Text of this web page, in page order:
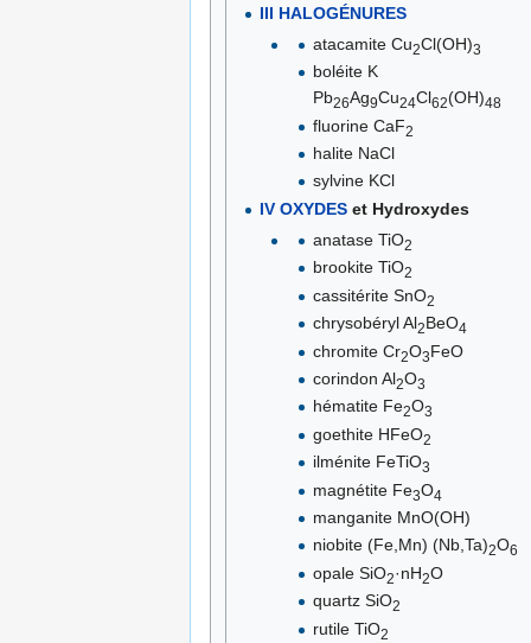
III HALOGÉNURES
atacamite Cu2Cl(OH)3
boléite K
Pb26Ag9Cu24Cl62(OH)48
fluorine CaF2
halite NaCl
sylvine KCl
IV OXYDESet Hydroxydes
anatase TiO2
brookite TiO2
cassitérite SnO2
chrysobéryl Al2BeO4
chromite Cr2O3FeO
corindon Al2O3
hématite Fe2O3
goethite HFeO2
ilménite FeTiO3
magnétite Fe3O4
manganite MnO(OH)
niobite (Fe,Mn) (Nb,Ta)2O6
opale SiO2·nH2O
quartz SiO2
rutile TiO2